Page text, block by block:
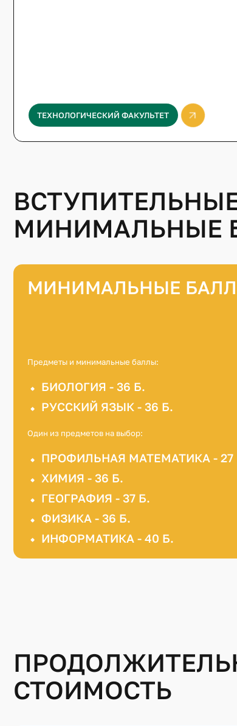
ТЕХНОЛОГИЧЕСКИЙ ФАКУЛЬТЕТ
МИНИМАЛЬНЫЕ
МИНИМАЛЬНЫЕ
Предметы и минимальные баллы:
БИОЛОГИЯ - 36 Б.
РУССКИЙ ЯЗЫК - 36 Б.
Один из предметов на выбор:
ПРОФИЛЬНАЯ МАТЕМАТИКА - 27
ХИМИЯ - 36 Б.
ГЕОГРАФИЯ - 37 Б.
ФИЗИКА - 36 Б.
ИНФОРМАТИКА - 40 Б.
СТОИМОСТЬ